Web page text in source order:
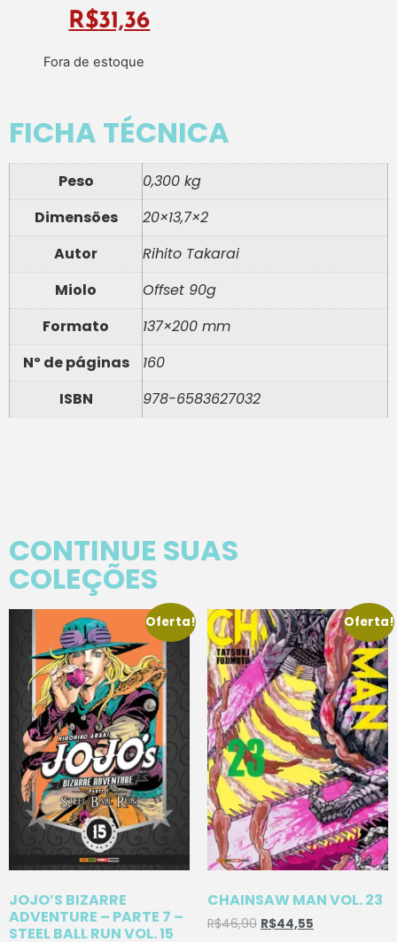
R$31,36
Fora de estoque
FICHA TÉCNICA
Peso
0,300 kg
Dimensões
20×13,7×2
Autor
Rihito Takarai
Miolo
Offset 90g
Formato
137×200 mm
Nº de páginas
160
ISBN
978-6583627032
CONTINUE SUAS
COLEÇÕES
Oferta!
JOJO’S BIZARRE
ADVENTURE – PARTE 7 –
STEEL BALL RUN VOL. 15
Oferta!
CHAINSAW MAN VOL. 23
R$46,90 R$44,55